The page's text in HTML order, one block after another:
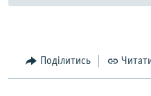
Поділитись